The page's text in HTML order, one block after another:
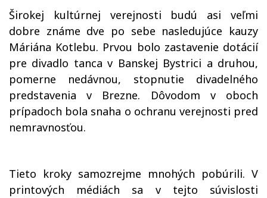
Širokej kultúrnej verejnosti budú asi veľmi
dobre známe dve po sebe nasledujúce kauzy
Máriána Kotlebu. Prvou bolo zastavenie dotácií
pre divadlo tanca v Banskej Bystrici a druhou,
pomerne nedávnou, stopnutie divadelného
predstavenia v Brezne. Dôvodom v oboch
prípadoch bola snaha o ochranu verejnosti pred
nemravnosťou.
Tieto kroky samozrejme mnohých pobúrili. V
printových médiách sa v tejto súvislosti